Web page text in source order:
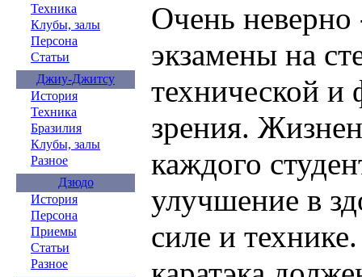
Техника
Клубы, залы
Персона
Статьи
Джиу-Джитсу
История
Техника
Бразилия
Клубы, залы
Разное
Дзюдо
История
Персона
Приемы
Статьи
Разное
Очень неверно
экзамены на
технической и
зрения.
каждого
улучшение в
силе и